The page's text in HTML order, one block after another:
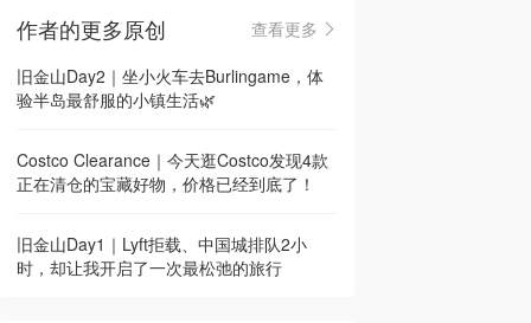
🇳🇿新西兰
作者的更多原创
查看更多
旧金山Day2｜坐小火车去Burlingame，体
验半岛最舒服的小镇生活🌿
Costco Clearance｜今天逛Costco发现4款
正在清仓的宝藏好物，价格已经到底了！
旧金山Day1｜Lyft拒载、中国城排队2小
时，却让我开启了一次最松弛的旅行